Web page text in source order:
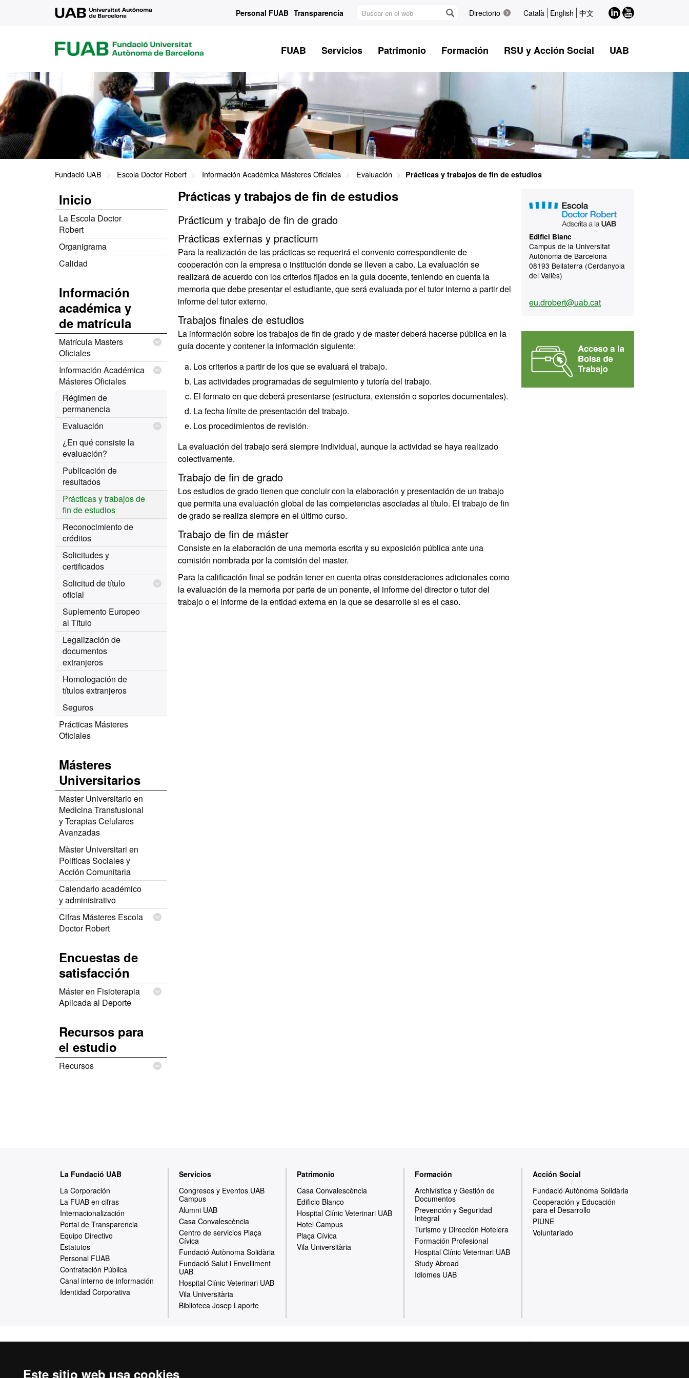
Este sitio web usa cookies
Personal FUAB Transparencia
Buscar
Directorio Català English 中文 LinkedIn
Youtube
FUAB
FUNDACIÓ
UNIVERSITAT
AUTÒNOMA
DE
BARCELONA
FUAB Servicios Patrimonio Formación RSU y Acción Social UAB
Fundació UAB Escola Doctor Robert Información Académica Másteres Oficiales Evaluación Prácticas y trabajos de fin de estudios
Inicio
La Escola Doctor
Robert
Organigrama
Calidad
Información
académica y
de matrícula
Matrícula Masters
Oficiales
Información Académica
Másteres Oficiales
Régimen de
permanencia
Evaluación
¿En qué consiste la
evaluación?
Publicación de
resultados
Prácticas y trabajos de
fin de estudios
Reconocimiento de
créditos
Solicitudes y
certificados
Solicitud de título
oficial
Suplemento Europeo
al Título
Legalización de
documentos
extranjeros
Homologación de
títulos extranjeros
Seguros
Prácticas Másteres
Oficiales
Másteres
Universitarios
Master Universitario en
Medicina Transfusional
y Terapias Celulares
Avanzadas
Màster Universitari en
Políticas Sociales y
Acción Comunitaria
Calendario académico
y administrativo
Cifras Másteres Escola
Doctor Robert
Encuestas de
satisfacción
Máster en Fisioterapia
Aplicada al Deporte
Recursos para
el estudio
Recursos
Prácticas y trabajos de fin de estudios
Prácticum y trabajo de fin de grado
Prácticas externas y practicum
Para la realización de las prácticas se requerirá el convenio correspondiente de
cooperación con la empresa o institución donde se lleven a cabo. La evaluación se
realizará de acuerdo con los criterios fijados en la guía docente, teniendo en cuenta la
memoria que debe presentar el estudiante, que será evaluada por el tutor interno a partir del
informe del tutor externo.
Trabajos finales de estudios
La información sobre los trabajos de fin de grado y de master deberá hacerse pública en la
guía docente y contener la información siguiente:
Los criterios a partir de los que se evaluará el trabajo.
Las actividades programadas de seguimiento y tutoría del trabajo.
El formato en que deberá presentarse (estructura, extensión o soportes documentales).
La fecha límite de presentación del trabajo.
Los procedimientos de revisión.
La evaluación del trabajo será siempre individual, aunque la actividad se haya realizado
colectivamente.
Trabajo de fin de grado
Los estudios de grado tienen que concluir con la elaboración y presentación de un trabajo
que permita una evaluación global de las competencias asociadas al título. El trabajo de fin
de grado se realiza siempre en el último curso.
Trabajo de fin de máster
Consiste en la elaboración de una memoria escrita y su exposición pública ante una
comisión nombrada por la comisión del master.
Para la calificación final se podrán tener en cuenta otras consideraciones adicionales como
la evaluación de la memoria por parte de un ponente, el informe del director o tutor del
trabajo o el informe de la entidad externa en la que se desarrolle si es el caso.
Información
complementaria
Contacto
Edifici Blanc
Campus de la Universitat
Autònoma de Barcelona
08193 Bellaterra (Cerdanyola
del Vallès)
eu.drobert@uab.cat
La Fundació UAB
La Corporación
La FUAB en cifras
Internacionalización
Portal de Transparencia
Equipo Directivo
Estatutos
Personal FUAB
Contratación Pública
Canal interno de información
Identidad Corporativa
Servicios
Congresos y Eventos UAB
Campus
Alumni UAB
Casa Convalescència
Centro de servicios Plaça
Cívica
Fundació Autònoma Solidària
Fundació Salut i Envelliment
UAB
Hospital Clínic Veterinari UAB
Vila Universitària
Biblioteca Josep Laporte
Patrimonio
Casa Convalescència
Edificio Blanco
Hospital Clínic Veterinari UAB
Hotel Campus
Plaça Cívica
Vila Universitària
Formación
Archivística y Gestión de
Documentos
Prevención y Seguridad
Integral
Turismo y Dirección Hotelera
Formación Profesional
Hospital Clínic Veterinari UAB
Study Abroad
Idiomes UAB
Acción Social
Fundació Autònoma Solidària
Cooperación y Educación
para el Desarrollo
PIUNE
Voluntariado